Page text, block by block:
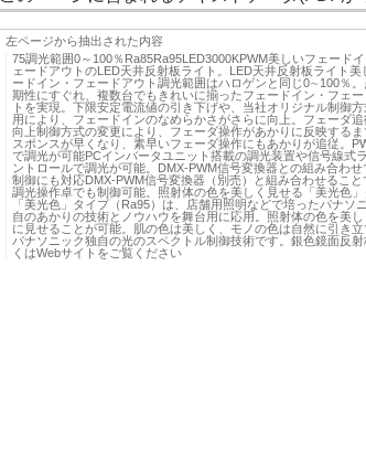
左ページから抽出された内容
75調光範囲0～100％Ra85Ra95LED3000KPWM美しいフェード
ェードアウトのLED天井反射板ライト。LED天井反射板ライト美
ードイン・フェードアウト調光範囲はハロゲンと同じ0∼100％。
期性にすぐれ、複数台でもきれいに揃ったフェードイン・フェー
トを実現。下限安定電流値の引き下げや、当社オリジナル制御
用により、フェードインのなめらかさがさらに向上。フェーダ追
向上制御方式の変更により、フェーダ操作があかりに反映するま
スポンスが早くなり、素早いフェーダ操作にもあかりが追従。
で調光が可能PCインバータユニット搭載の調光装置や信号線式
ントロールで調光が可能。DMX-PWM信号変換器との組み合わせ
制御にも対応DMX-PWM信号変換器（別売）と組み合わせること
調光操作卓でも制御可能。照射体の色を美しく見せる「美光色」
「美光色」タイプ（Ra95）は、店舗用照明などで培ったパナソ
自のあかりの技術とノウハウを舞台用に応用。照射体の色を美し
に見せることが可能。肌の色は美しく、モノの色は自然に引き立
パナソニック独自の光のスペクトル制御技術です。銀色鏡面反射
くはWebサイトをご覧ください